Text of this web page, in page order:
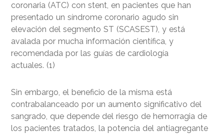
coronaria (ATC) con stent, en pacientes que han
presentado un síndrome coronario agudo sin
elevación del segmento ST (SCASEST), y está
avalada por mucha información científica, y
recomendada por las guías de cardiología
actuales. (1)
Sin embargo, el beneficio de la misma está
contrabalanceado por un aumento significativo del
sangrado, que depende del riesgo de hemorragia de
los pacientes tratados, la potencia del antiagregante